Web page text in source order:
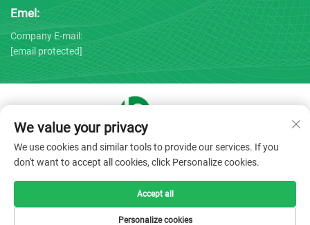
Emel:
Company E-mail:
[email protected]
Hak Cipta © 2025 oleh Shanghai Bojin Medical Instrument Co.,
Ltd. - Dasar Privasi
We value your privacy
We use cookies and similar tools to provide our services. If you
don't want to accept all cookies, click Personalize cookies.
Personalize cookies
Accept all